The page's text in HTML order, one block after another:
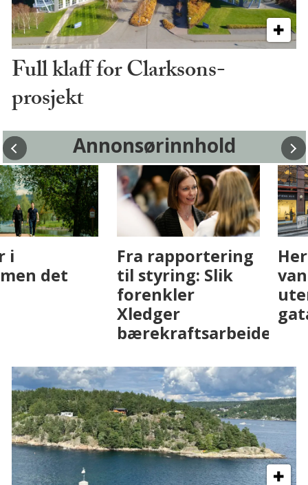
Full klaff for Clarksons-
prosjekt
Annonsørinnhold
Fenistra endrer
eiendomsbransjen
med AI. Slik ser vi
Det er i
Drammen det
skjer